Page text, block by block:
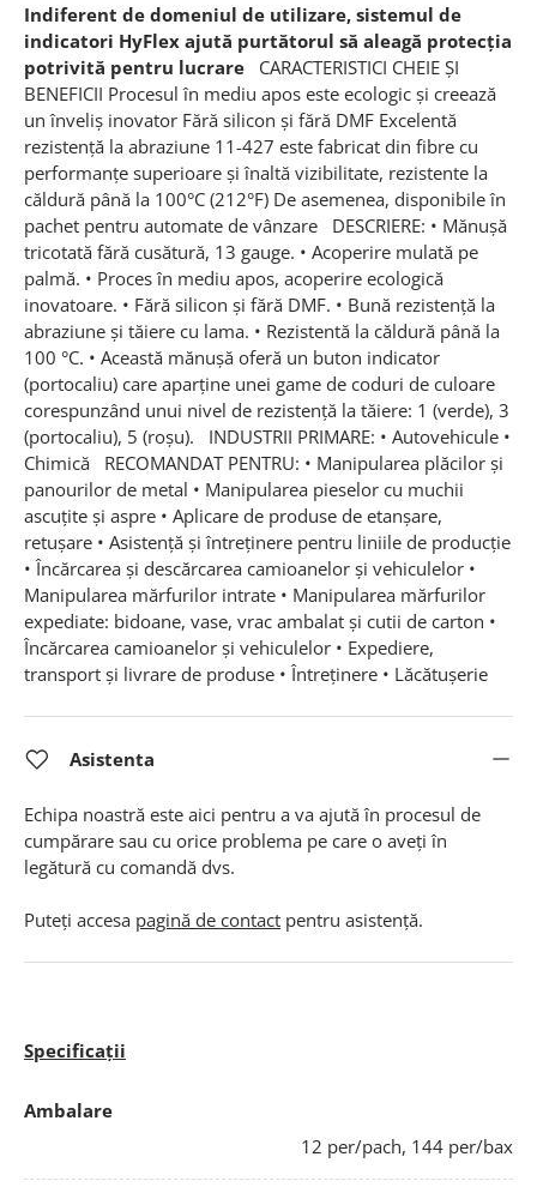
Indiferent de domeniul de utilizare, sistemul de
indicatori HyFlex ajută purtătorul să aleagă protecția
potrivită pentru lucrare CARACTERISTICI CHEIE ȘI
BENEFICII Procesul în mediu apos este ecologic și creează
un înveliș inovator Fără silicon și fără DMF Excelentă
rezistență la abraziune 11-427 este fabricat din fibre cu
performanțe superioare și înaltă vizibilitate, rezistente la
căldură până la 100°C (212°F) De asemenea, disponibile în
pachet pentru automate de vânzare DESCRIERE: • Mănuşă
tricotată fără cusătură, 13 gauge. • Acoperire mulată pe
palmă. • Proces în mediu apos, acoperire ecologică
inovatoare. • Fără silicon şi fără DMF. • Bună rezistenţă la
abraziune şi tăiere cu lama. • Rezistentă la căldură până la
100 °C. • Această mănuşă oferă un buton indicator
(portocaliu) care aparține unei game de coduri de culoare
corespunzând unui nivel de rezistenţă la tăiere: 1 (verde), 3
(portocaliu), 5 (roşu). INDUSTRII PRIMARE: • Autovehicule •
Chimică RECOMANDAT PENTRU: • Manipularea plăcilor și
panourilor de metal • Manipularea pieselor cu muchii
ascuțite și aspre • Aplicare de produse de etanșare,
retușare • Asistență și întreținere pentru liniile de producție
• Încărcarea și descărcarea camioanelor și vehiculelor •
Manipularea mărfurilor intrate • Manipularea mărfurilor
expediate: bidoane, vase, vrac ambalat și cutii de carton •
Încărcarea camioanelor și vehiculelor • Expediere,
transport și livrare de produse • Întreținere • Lăcătușerie
Asistenta
Echipa noastră este aici pentru a va ajută în procesul de
cumpărare sau cu orice problema pe care o aveți în
legătură cu comandă dvs.
Puteți accesa pagină de contact pentru asistență.
Specificații
Ambalare
12 per/pach, 144 per/bax